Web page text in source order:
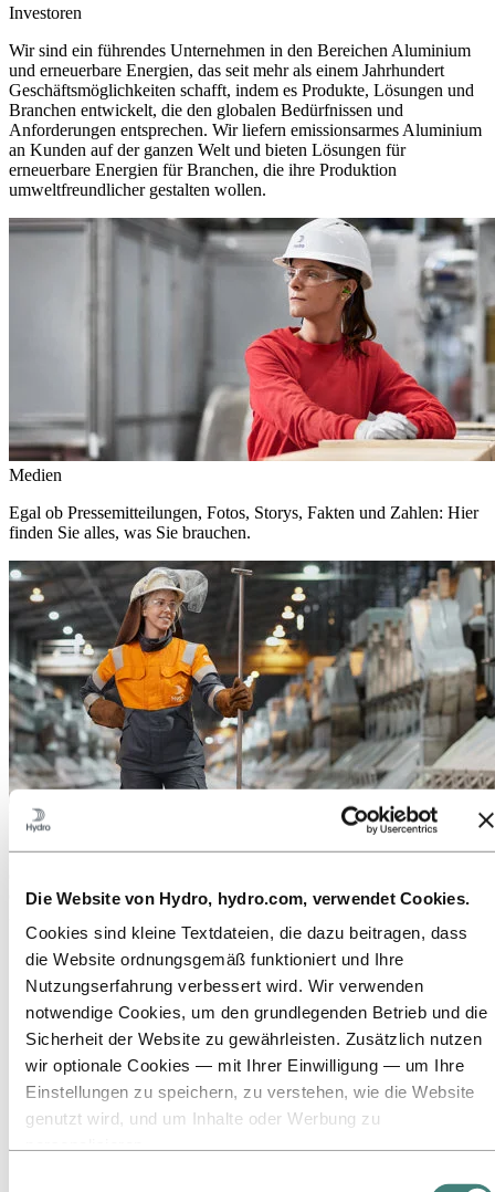
Die Website von Hydro, hydro.com, verwendet Cookies.
Cookies sind kleine Textdateien, die dazu beitragen, dass
die Website ordnungsgemäß funktioniert und Ihre
Nutzungserfahrung verbessert wird. Wir verwenden
notwendige Cookies, um den grundlegenden Betrieb und die
Sicherheit der Website zu gewährleisten. Zusätzlich nutzen
wir optionale Cookies — mit Ihrer Einwilligung — um Ihre
Einstellungen zu speichern, zu verstehen, wie die Website
genutzt wird, und um Inhalte oder Werbung zu
Investoren
Wir sind ein führendes Unternehmen in den Bereichen Aluminium
und erneuerbare Energien, das seit mehr als einem Jahrhundert
Geschäftsmöglichkeiten schafft, indem es Produkte, Lösungen und
Branchen entwickelt, die den globalen Bedürfnissen und
Anforderungen entsprechen. Wir liefern emissionsarmes Aluminium
an Kunden auf der ganzen Welt und bieten Lösungen für
erneuerbare Energien für Branchen, die ihre Produktion
umweltfreundlicher gestalten wollen.
Medien
Egal ob Pressemitteilungen, Fotos, Storys, Fakten und Zahlen: Hier
finden Sie alles, was Sie brauchen.
Über Hydro
Hydro ist ein führendes Unternehmen für Aluminium und
eine nachhaltigere Zukunft aufbaut. Wir beschäftigen
Zu:Aluminium
Branchen, in denen wir tätig sind
Über Aluminium
Innovationen, Forschung und Entwicklung
Zu:Energie
Zu: Nachhaltigkeit
Unser Ansatz